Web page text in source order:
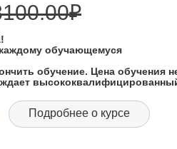
₽
обучающемуся
обучение. Цена обучения
Подробнее о курсе